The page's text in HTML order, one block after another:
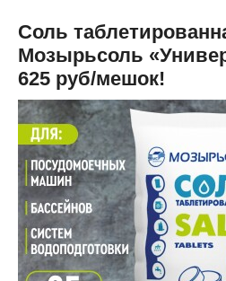
Соль
Мозырьсоль
625 руб/мешок!